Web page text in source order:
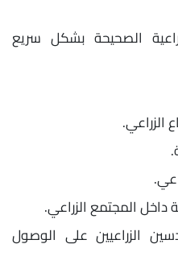
الصحيحة بشكل سريع
الزراعي.
داخل المجتمع الزراعي.
الزراعيين على الوصول